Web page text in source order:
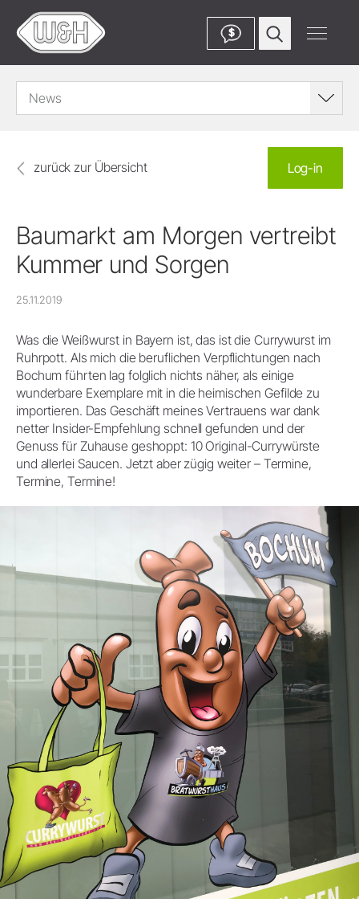
$
News
zurück zur Übersicht Log-in
Baumarkt am Morgen vertreibt
Kummer und Sorgen
25.11.2019
Was die Weißwurst in Bayern ist, das ist die Currywurst im
Ruhrpott. Als mich die beruflichen Verpflichtungen nach
Bochum führten lag folglich nichts näher, als einige
wunderbare Exemplare mit in die heimischen Gefilde zu
importieren. Das Geschäft meines Vertrauens war dank
netter Insider-Empfehlung schnell gefunden und der
Genuss für Zuhause geshoppt: 10 Original-Currywürste
und allerlei Saucen. Jetzt aber zügig weiter – Termine,
Termine, Termine!